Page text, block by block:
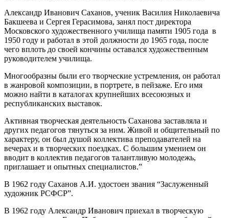
Александр Иванович Саханов, ученик Василия Николаевича
Бакшеева и Сергея Герасимова, занял пост директора
Московского художественного училища памяти 1905 года в
1950 году и работал в этой должности до 1965 года, после
чего вплоть до своей кончины оставался художественным
руководителем училища.
Многообразны были его творческие устремления, он работал
в жанровой композиции, в портрете, в пейзаже. Его имя
можно найти в каталогах крупнейших всесоюзных и
республиканских выставок.
Активная творческая деятельность Саханова заставляла и
других педагогов тянуться за ним. Живой и общительный по
характеру, он был душой коллектива преподавателей на
вечерах и в творческих поездках. С большим умением он
вводит в коллектив педагогов талантливую молодежь,
приглашает и опытных специалистов.”
В 1962 году Саханов А.И. удостоен звания “Заслуженный
художник РСФСР”.
В 1962 году Александр Иванович приехал в творческую